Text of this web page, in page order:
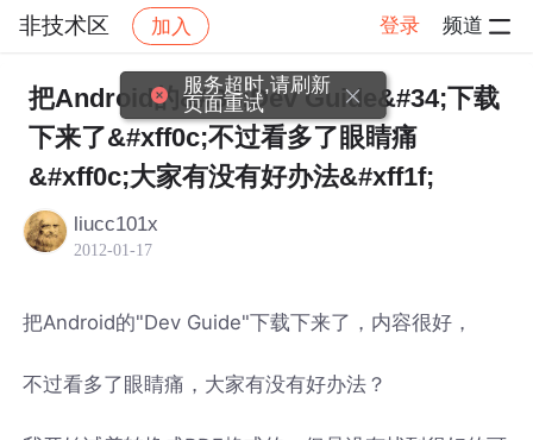
非技术区 加入 登录 频道
社区 非技术区 帖子详情
把Android的&#34;Dev Guide&#34;下载
下来了&#xff0c;不过看多了眼睛痛
&#xff0c;大家有没有好办法&#xff1f;
liucc101x
2012-01-17
把Android的"Dev Guide"下载下来了，内容很好，
不过看多了眼睛痛，大家有没有好办法？
服务超时,请刷新
页面重试